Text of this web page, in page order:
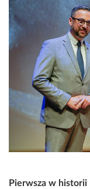
Pierwsza w historii